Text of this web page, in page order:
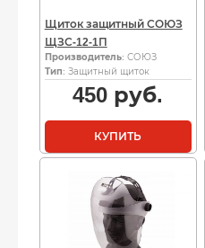
Щиток защитный СОЮЗ
ЩЗС-12-1П
Производитель: СОЮЗ
Тип: Защитный щиток
450 руб.
КУПИТЬ